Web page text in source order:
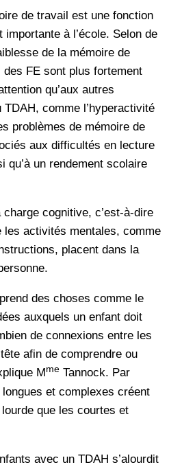
de travail est une fonction
à l’école. Selon de
de la mémoire de
FE sont plus fortement
qu’aux autres
comme l’hyperactivité
problèmes de mémoire de
aux difficultés en lecture
qu’à un rendement scolaire
charge cognitive, c’est-à-dire
les activités mentales, comme
placent dans la
des choses comme le
auxquels un enfant doit
de connexions entre les
afin de comprendre ou
Mme Tannock. Par
et complexes créent
que les courtes et
avec un TDAH s’alourdit